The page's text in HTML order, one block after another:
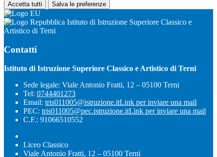
Accetta tutti Salva le preferenze
Istituto di Istruzione Superiore Classico e
Artistico di Terni
Contatti
Istituto di Istruzione Superiore Classico e Artistico di Terni
Sede legale: Viale Antonio Fratti, 12 – 05100 Terni
Tel: 0744401273
Email: tris011005@istruzione.itLink per inviare una mail
PEC: tris011005@pec.istruzione.itLink per inviare una mail
C.F.: 91066510552
Liceo Classico
Viale Antonio Fratti, 12 – 05100 Terni